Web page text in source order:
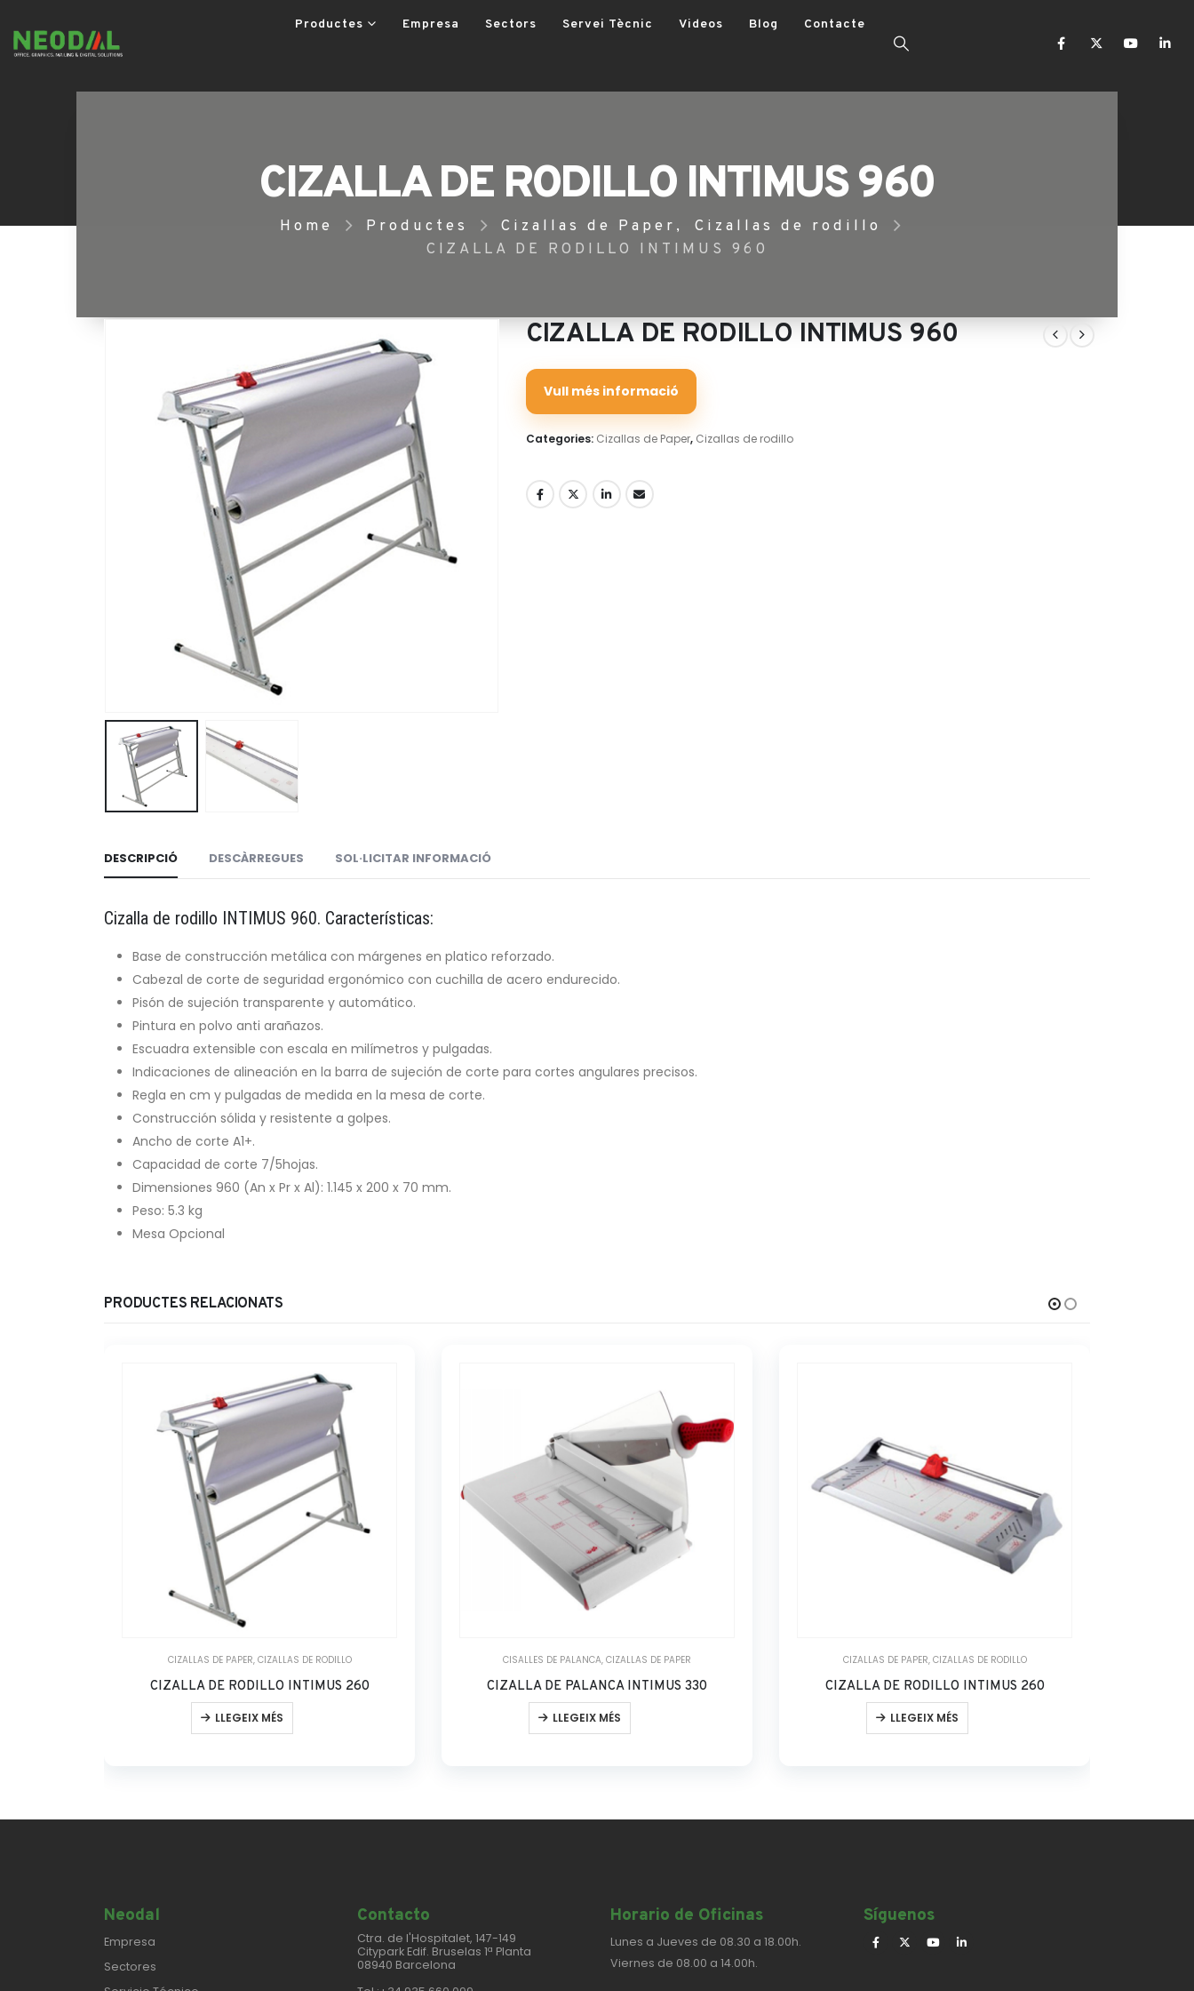
Productes Empresa Sectors Servei Tècnic Videos Blog Contacte
CIZALLA DE RODILLO INTIMUS 960
Home Productes Cizallas de Paper ,
Cizallas de rodillo
CIZALLA DE RODILLO INTIMUS 960
CIZALLA DE RODILLO INTIMUS 960
Vull més informació
Categories: Cizallas de Paper, Cizallas de rodillo
DESCRIPCIÓ DESCÀRREGUES SOL·LICITAR INFORMACIÓ
Cizalla de rodillo INTIMUS 960. Características:
Base de construcción metálica con márgenes en platico reforzado.
Cabezal de corte de seguridad ergonómico con cuchilla de acero endurecido.
Pisón de sujeción transparente y automático.
Pintura en polvo anti arañazos.
Escuadra extensible con escala en milímetros y pulgadas.
Indicaciones de alineación en la barra de sujeción de corte para cortes angulares precisos.
Regla en cm y pulgadas de medida en la mesa de corte.
Construcción sólida y resistente a golpes.
Ancho de corte A1+.
Capacidad de corte 7/5hojas.
Dimensiones 960 (An x Pr x Al): 1.145 x 200 x 70 mm.
Peso: 5.3 kg
Mesa Opcional
PRODUCTES RELACIONATS
CIZALLAS DE PAPER, CIZALLAS DE RODILLO
CIZALLA DE RODILLO INTIMUS 260
LLEGEIX MÉS
CISALLES DE PALANCA, CIZALLAS DE PAPER
CIZALLA DE PALANCA INTIMUS 330
LLEGEIX MÉS
CIZALLAS DE PAPER, CIZALLAS DE RODILLO
CIZALLA DE RODILLO INTIMUS 260
LLEGEIX MÉS
Neodal
Empresa
Sectores
Contacto​
Ctra. de l'Hospitalet, 147-149
Citypark Edif. Bruselas 1ª Planta
08940 Barcelona
Horario de Oficinas
Lunes a Jueves de 08.30 a 18.00h.
Viernes de 08.00 a 14.00h.
Síguenos​